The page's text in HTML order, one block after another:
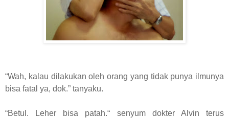
“Wah, kalau dilakukan oleh orang yang tidak punya ilmunya
bisa fatal ya, dok.” tanyaku.
“Betul. Leher bisa patah.“ senyum dokter Alvin terus